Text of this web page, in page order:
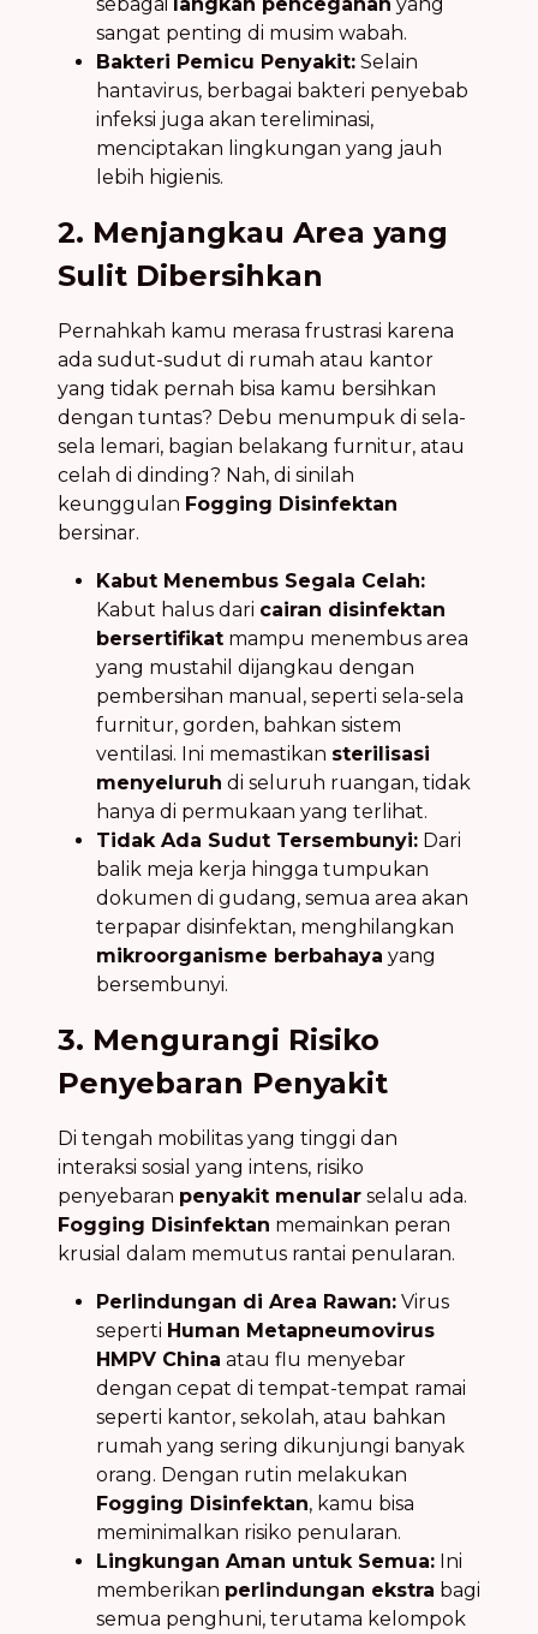
sangat penting di musim wabah.
Bakteri Pemicu Penyakit: Selain
hantavirus, berbagai bakteri penyebab
infeksi juga akan tereliminasi,
menciptakan lingkungan yang jauh
lebih higienis.
2. Menjangkau Area yang
Sulit Dibersihkan
Pernahkah kamu merasa frustrasi karena
ada sudut-sudut di rumah atau kantor
yang tidak pernah bisa kamu bersihkan
dengan tuntas? Debu menumpuk di sela-
sela lemari, bagian belakang furnitur, atau
celah di dinding? Nah, di sinilah
keunggulan Fogging Disinfektan
bersinar.
Kabut Menembus Segala Celah:
Kabut halus dari cairan disinfektan
bersertifikat mampu menembus area
yang mustahil dijangkau dengan
pembersihan manual, seperti sela-sela
furnitur, gorden, bahkan sistem
ventilasi. Ini memastikan sterilisasi
menyeluruh di seluruh ruangan, tidak
hanya di permukaan yang terlihat.
Tidak Ada Sudut Tersembunyi: Dari
balik meja kerja hingga tumpukan
dokumen di gudang, semua area akan
terpapar disinfektan, menghilangkan
mikroorganisme berbahaya yang
bersembunyi.
3. Mengurangi Risiko
Penyebaran Penyakit
Di tengah mobilitas yang tinggi dan
interaksi sosial yang intens, risiko
penyebaran penyakit menular selalu ada.
Fogging Disinfektan memainkan peran
krusial dalam memutus rantai penularan.
Perlindungan di Area Rawan: Virus
seperti Human Metapneumovirus
HMPV China atau flu menyebar
dengan cepat di tempat-tempat ramai
seperti kantor, sekolah, atau bahkan
rumah yang sering dikunjungi banyak
orang. Dengan rutin melakukan
Fogging Disinfektan, kamu bisa
meminimalkan risiko penularan.
Lingkungan Aman untuk Semua: Ini
memberikan perlindungan ekstra bagi
semua penghuni, terutama kelompok